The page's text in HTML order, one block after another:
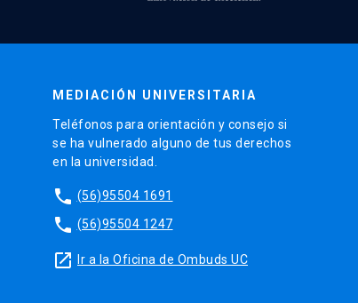
MEDIACIÓN UNIVERSITARIA
Teléfonos para orientación y consejo si
se ha vulnerado alguno de tus derechos
en la universidad.
phone (56)95504 1691
phone (56)95504 1247
launch Ir a la Oficina de Ombuds UC